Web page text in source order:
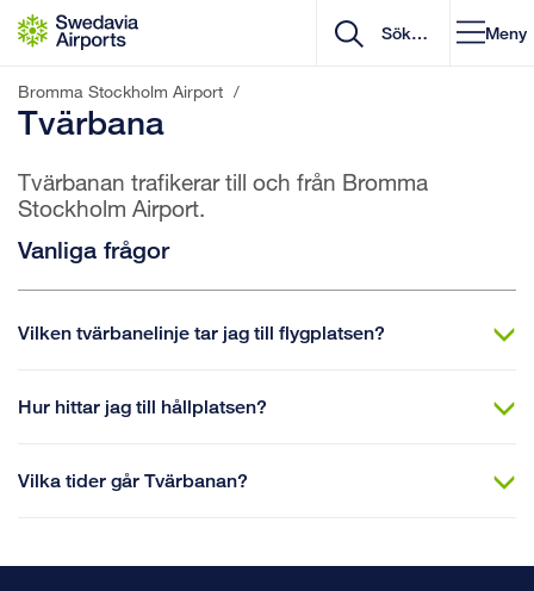
Gå till innehåll
Meny
Bromma Stockholm Airport /
Tvärbana
Tvärbanan trafikerar till och från Bromma
Stockholm Airport.
Vanliga frågor
Vilken tvärbanelinje tar jag till flygplatsen?
Hur hittar jag till hållplatsen?
Vilka tider går Tvärbanan?